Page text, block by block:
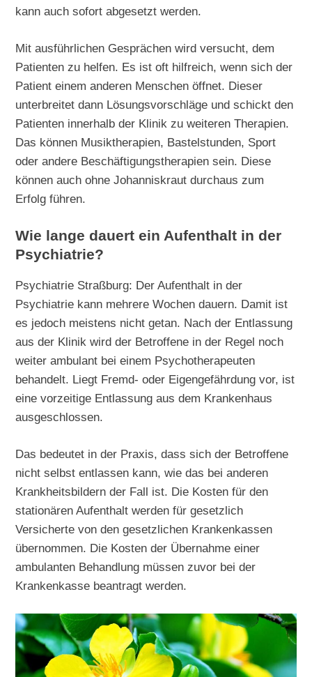
kann auch sofort abgesetzt werden.
Mit ausführlichen Gesprächen wird versucht, dem
Patienten zu helfen. Es ist oft hilfreich, wenn sich der
Patient einem anderen Menschen öffnet. Dieser
unterbreitet dann Lösungsvorschläge und schickt den
Patienten innerhalb der Klinik zu weiteren Therapien.
Das können Musiktherapien, Bastelstunden, Sport
oder andere Beschäftigungstherapien sein. Diese
können auch ohne Johanniskraut durchaus zum
Erfolg führen.
Wie lange dauert ein Aufenthalt in der
Psychiatrie?
Psychiatrie Straßburg: Der Aufenthalt in der
Psychiatrie kann mehrere Wochen dauern. Damit ist
es jedoch meistens nicht getan. Nach der Entlassung
aus der Klinik wird der Betroffene in der Regel noch
weiter ambulant bei einem Psychotherapeuten
behandelt. Liegt Fremd- oder Eigengefährdung vor, ist
eine vorzeitige Entlassung aus dem Krankenhaus
ausgeschlossen.
Das bedeutet in der Praxis, dass sich der Betroffene
nicht selbst entlassen kann, wie das bei anderen
Krankheitsbildern der Fall ist. Die Kosten für den
stationären Aufenthalt werden für gesetzlich
Versicherte von den gesetzlichen Krankenkassen
übernommen. Die Kosten der Übernahme einer
ambulanten Behandlung müssen zuvor bei der
Krankenkasse beantragt werden.